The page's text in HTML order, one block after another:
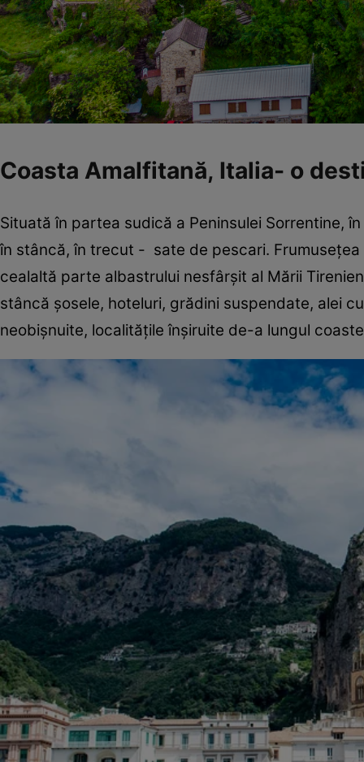
Coasta Amalfitană, Italia- o
Situată în partea sudică a Peninsulei Sorrentine,
în stâncă, în trecut - sate de pescari.
cealaltă parte albastrului nesfârşit al Mării
stâncă şosele, hoteluri, grădini suspendate, alei
neobişnuite, localităţile înşiruite de-a lungul